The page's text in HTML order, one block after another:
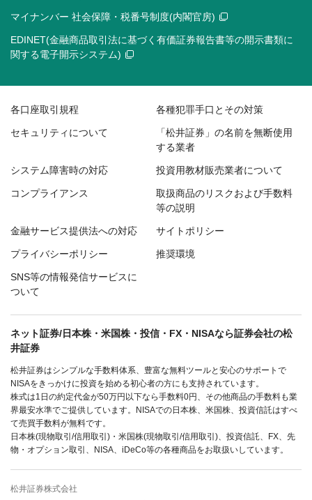
マイナンバー 社会保障・税番号制度(内閣官房)
EDINET(金融商品取引法に基づく有価証券報告書等の開示書類に
関する電子開示システム)
各口座取引規程 各種犯罪手口とその対策
セキュリティについて
「松井証券」の名前を無断使用
する業者
システム障害時の対応 投資用教材販売業者について
コンプライアンス
取扱商品のリスクおよび手数料
等の説明
金融サービス提供法への対応 サイトポリシー
プライバシーポリシー 推奨環境
SNS等の情報発信サービスに
ついて
ネット証券/日本株・米国株・投信・FX・NISAなら証券会社の松
井証券
松井証券はシンプルな手数料体系、豊富な無料ツールと安心のサポートで
NISAをきっかけに投資を始める初心者の方にも支持されています。
株式は1日の約定代金が50万円以下なら手数料0円、その他商品の手数料も業
界最安水準でご提供しています。NISAでの日本株、米国株、投資信託はすべ
て売買手数料が無料です。
日本株(現物取引/信用取引)・米国株(現物取引/信用取引)、投資信託、FX、先
物・オプション取引、NISA、iDeCo等の各種商品をお取扱いしています。
松井証券株式会社